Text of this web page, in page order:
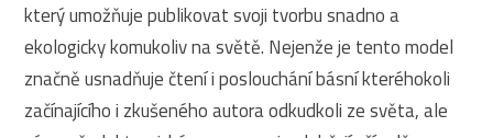
který umožňuje publikovat svoji tvorbu snadno a
ekologicky komukoliv na světě. Nejenže je tento model
značně usnadňuje čtení i poslouchání básní kteréhokoli
začínajícího i zkušeného autora odkudkoli ze světa, ale